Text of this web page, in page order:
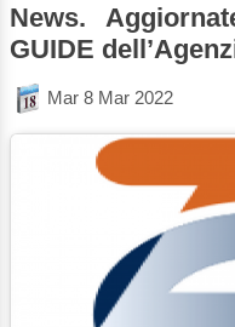
News.
GUIDE
Mar 8 Mar 2022